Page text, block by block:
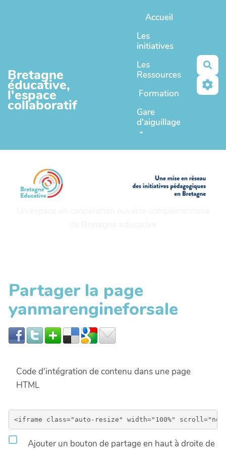
Bretagne
éducative,
l'espace
collaboratif
Accueil
Les
initiatives
Les
Ressources
Formation
Gare
d'aiguillage
Partager la page
yanmarengineforsale
Code d'intégration de contenu dans une page
HTML
Ajouter un bouton de partage en haut à droite de